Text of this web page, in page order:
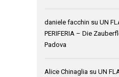
daniele facchin su UN
PERIFERIA – Die
Padova
Alice Chinaglia su UN